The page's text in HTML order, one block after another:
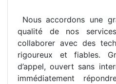
Nous accordons une
qualité de nos
collaborer avec des
rigoureux et fiables.
d’appel, ouvert sans
immédiatement